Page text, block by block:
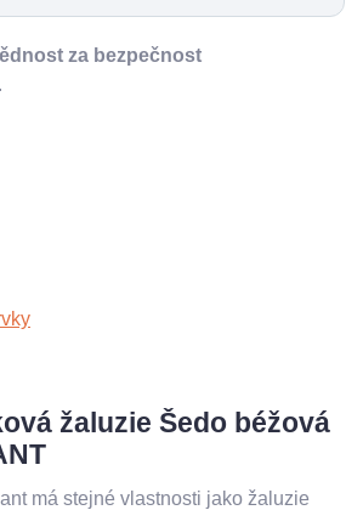
za bezpečnost
.
žaluzie Šedo béžová
má stejné vlastnosti jako žaluzie